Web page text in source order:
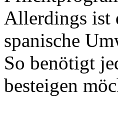
Allerdings ist
spanische
So benötigt
besteigen